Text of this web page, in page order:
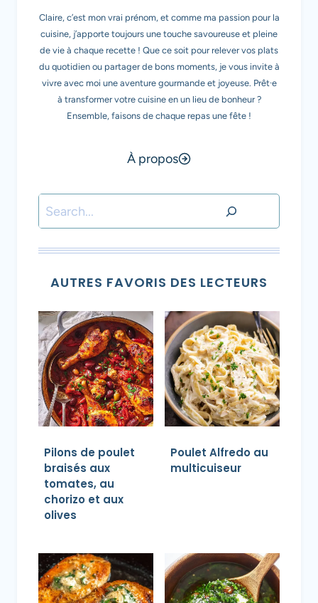
Claire, c’est mon vrai prénom, et comme ma passion pour la
cuisine, j’apporte toujours une touche savoureuse et pleine
de vie à chaque recette ! Que ce soit pour relever vos plats
du quotidien ou partager de bons moments, je vous invite à
vivre avec moi une aventure gourmande et joyeuse. Prêt·e
à transformer votre cuisine en un lieu de bonheur ?
Ensemble, faisons de chaque repas une fête !
À propos
Rechercher
AUTRES FAVORIS DES LECTEURS
Pilons de poulet
braisés aux
tomates, au
chorizo et aux
olives
Poulet Alfredo au
multicuiseur